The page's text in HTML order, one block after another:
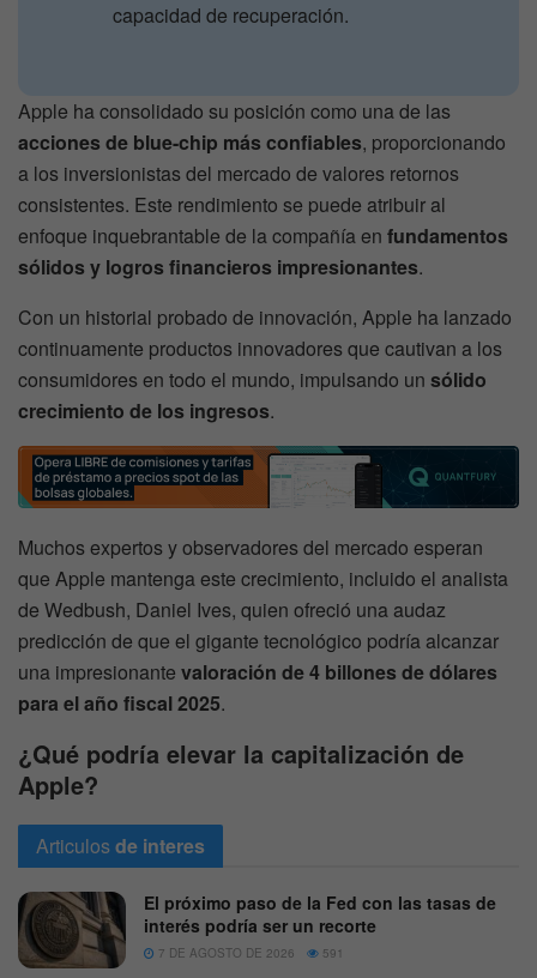
capacidad de recuperación.
Apple ha consolidado su posición como una de las
acciones de blue-chip más confiables, proporcionando
a los inversionistas del mercado de valores retornos
consistentes. Este rendimiento se puede atribuir al
enfoque inquebrantable de la compañía en fundamentos
sólidos y logros financieros impresionantes.
Con un historial probado de innovación, Apple ha lanzado
continuamente productos innovadores que cautivan a los
consumidores en todo el mundo, impulsando un sólido
crecimiento de los ingresos.
Muchos expertos y observadores del mercado esperan
que Apple mantenga este crecimiento, incluido el analista
de Wedbush, Daniel Ives, quien ofreció una audaz
predicción de que el gigante tecnológico podría alcanzar
una impresionante valoración de 4 billones de dólares
para el año fiscal 2025.
¿Qué podría elevar la capitalización de
Apple?
Articulosde interes
El próximo paso de la Fed con las tasas de
interés podría ser un recorte
7 DE AGOSTO DE 2026 591